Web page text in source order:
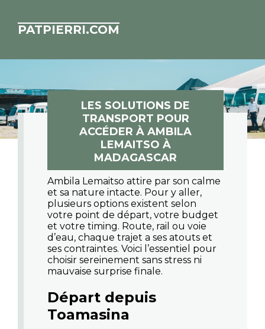
PATPIERRI.COM
LES SOLUTIONS DE
TRANSPORT POUR
ACCÉDER À AMBILA
LEMAITSO À
MADAGASCAR
Ambila Lemaitso attire par son calme
et sa nature intacte. Pour y aller,
plusieurs options existent selon
votre point de départ, votre budget
et votre timing. Route, rail ou voie
d’eau, chaque trajet a ses atouts et
ses contraintes. Voici l’essentiel pour
choisir sereinement sans stress ni
mauvaise surprise finale.
Départ depuis
Toamasina